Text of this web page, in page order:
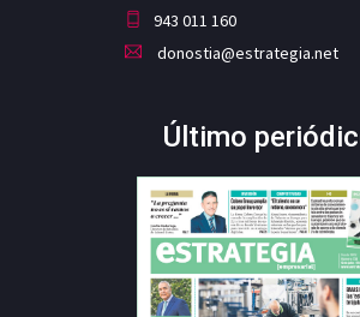
943 011 160
donostia@estrategia.net
Último